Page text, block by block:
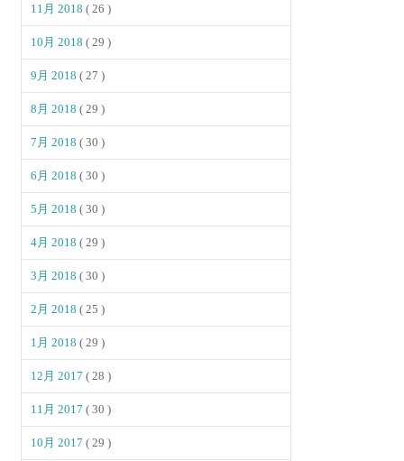
11月 2018( 26 )
10月 2018( 29 )
9月 2018( 27 )
8月 2018( 29 )
7月 2018( 30 )
6月 2018( 30 )
5月 2018( 30 )
4月 2018( 29 )
3月 2018( 30 )
2月 2018( 25 )
1月 2018( 29 )
12月 2017( 28 )
11月 2017( 30 )
10月 2017( 29 )